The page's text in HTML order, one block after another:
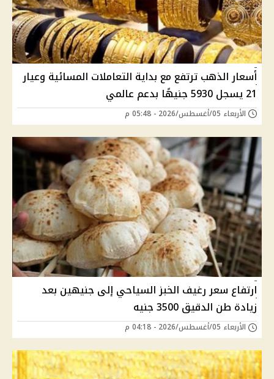
أسعار الذهب ترتفع مع بداية التعاملات المسائية وعيار
21 يسجل 5930 جنيهًا بدعم عالمي
الأربعاء 05/أغسطس/2026 - 05:48 م
ارتفاع سعر رغيف الخبز السياحي إلى جنيهين بعد
زيادة طن الدقيق 3500 جنيه
الأربعاء 05/أغسطس/2026 - 04:18 م